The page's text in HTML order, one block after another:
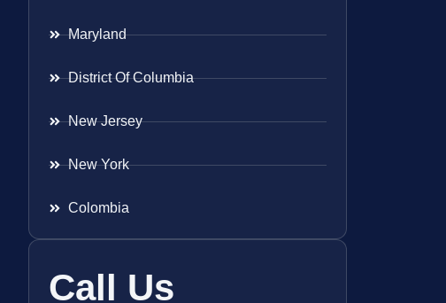
Maryland
District Of Columbia
New Jersey
New York
Colombia
Call Us